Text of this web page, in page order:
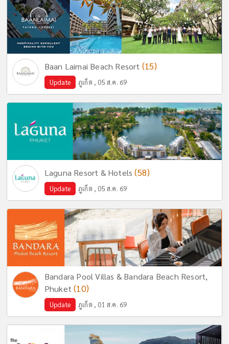
Baan Laimai Beach Resort (15)
Update ภูเก็ต , 05 ส.ค. 69
Laguna Resort & Hotels(58)
Update ภูเก็ต , 05 ส.ค. 69
Bandara Pool Villas & Bandara Beach Resort,
Phuket(10)
Update ภูเก็ต , 01 ส.ค. 69